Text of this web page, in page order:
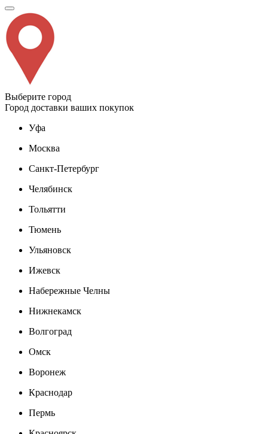
Выберите город
Город доставки ваших покупок
Уфа
Москва
Санкт-Петербург
Челябинск
Тольятти
Тюмень
Ульяновск
Ижевск
Набережные Челны
Нижнекамск
Волгоград
Омск
Воронеж
Краснодар
Пермь